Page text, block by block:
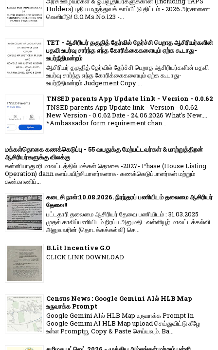
Holders) புதிய மருத்துவக் காப்பீட்டு திட்டம் - 2026 அரசாணை
வெளியீடு! G.O.Ms.No.123 -...
TET - ஆசிரியர் தகுதித் தேர்வில் தேர்ச்சி பெறாத ஆசிரியர்களின்
பதவி உயர்வு சார்ந்த எந்த கோரிக்கைகளையும் ஏற்க கூடாது-
உயர்நீதிமன்றம்
ஆசிரியர் தகுதித் தேர்வில் தேர்ச்சி பெறாத ஆசிரியர்களின் பதவி
உயர்வு சார்ந்த எந்த கோரிக்கைகளையும் ஏற்க கூடாது-
உயர்நீதிமன்றம் Judgement Copy ...
TNSED parents App Update link - Version - 0.0.62
TNSED parents App Update link - Version - 0.0.62
New Version - 0.0.62 Date - 24.06.2026 What's New....
*Ambassador form requirement chan...
மக்கள்தொகை கணக்கெடுப்பு - 55 வயதுக்கு மேற்பட்டவர்கள் & மாற்றுத்திறன்
ஆசிரியர்களுக்கு விலக்கு
கன்னியாகுமரி மாவட்டத்தில் மக்கள் தொகை -2027- Phase (House Listing
Operation) dann களப்பயிற்சியாளர்களாக- கணக்கெடுப்பாளர்கள் மற்றும்
கண்காணிப்...
கடைசி நாள்:10.08.2026. நிரந்தரப் பணியிடம் தலைமை ஆசிரியர்
தேவை!!
பட்டதாரி தலைமை ஆசிரியர் தேவை பணியிடம் : 31.03.2025
முதல் காலிப்பணியிடம் நிரப்ப அனுமதி : வள்ளியூர் மாவட்டக்கல்வி
அலுவலரின் (தொடக்கக்கல்வி) செ...
B.Lit Incentive G.O
CLICK LINK DOWNLOAD
Census News : Google Gemini AIல் HLB Map
உருவாக்க Prompt
Google Gemini AIல் HLB Map உருவாக்க Prompt In
Google Gemini AI HLB Map upload செய்துவிட்டு கீழே
உள்ள Promptஐ, Copy & Paste செய்யவும். Ba...